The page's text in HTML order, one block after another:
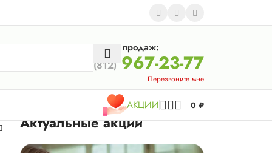
Отдел продаж:
(812) 967-23-77
Перезвоните мне
АКЦИИ 0 ₽
Актуальные акции